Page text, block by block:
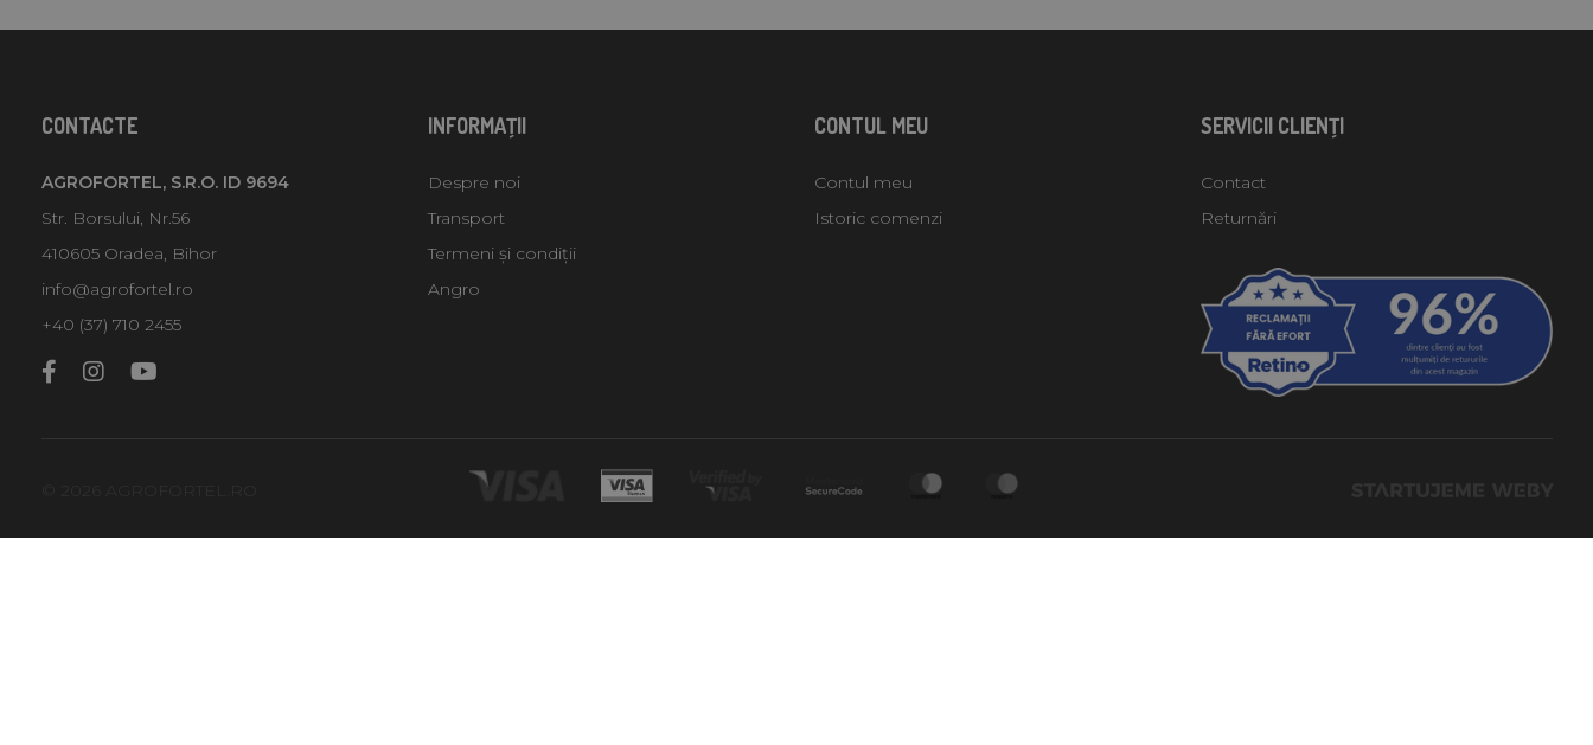
CONTACTE
AGROFORTEL, S.R.O. ID 9694
Str. Borsului, Nr.56
410605 Oradea, Bihor
info@agrofortel.ro
+40 (37) 710 2455
INFORMAŢII
Despre noi
Transport
Termeni și condiții
Angro
CONTUL MEU
Contul meu
Istoric comenzi
SERVICII CLIENŢI
Contact
Returnări